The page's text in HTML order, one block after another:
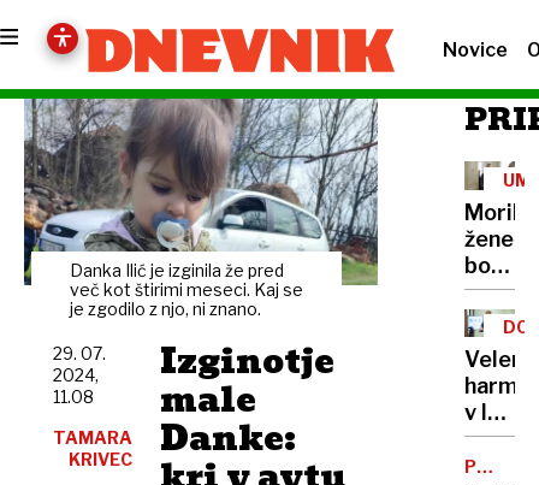
Novice
Danka Ilić je izginila že pred
več kot štirimi meseci. Kaj se
je zgodilo z njo, ni znano.
Izginotje
male
Danke:
29. 07.
2024,
11.08
TAMARA
KRIVEC
žene
bo
sedel
21
let
v lov
na
nov